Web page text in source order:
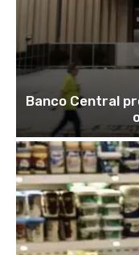
Banco Central